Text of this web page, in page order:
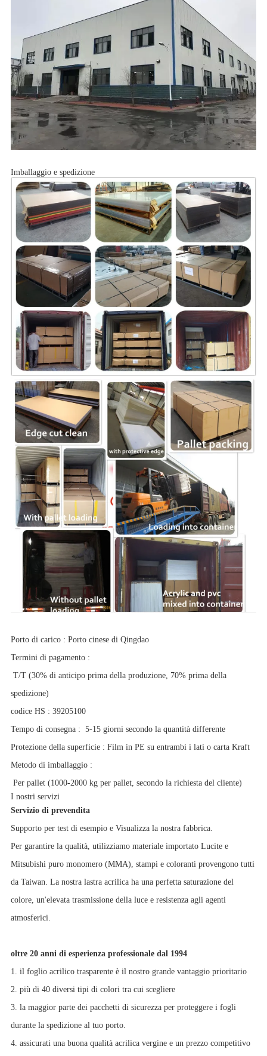
Imballaggio e spedizione
Porto di carico : Porto cinese di Qingdao
Termini di pagamento:
T/T (30% di anticipo prima della produzione, 70% prima della
spedizione)
codice HS : 39205100
Tempo di consegna : 5-15 giorni secondo la quantità differente
Protezione della superficie : Film in PE su entrambi i lati o carta Kraft
Metodo di imballaggio:
Per pallet (1000-2000 kg per pallet, secondo la richiesta del cliente)
I nostri servizi
Servizio di prevendita
Supporto per test di esempio e Visualizza la nostra fabbrica.
Per garantire la qualità, utilizziamo materiale importato Lucite e
Mitsubishi puro monomero (MMA), stampi e coloranti provengono tutti
da Taiwan. La nostra lastra acrilica ha una perfetta saturazione del
colore, un'elevata trasmissione della luce e resistenza agli agenti
atmosferici.
oltre 20 anni di esperienza professionale dal 1994
1. il foglio acrilico trasparente è il nostro grande vantaggio prioritario
2. più di 40 diversi tipi di colori tra cui scegliere
3. la maggior parte dei pacchetti di sicurezza per proteggere i fogli
durante la spedizione al tuo porto.
4. assicurati una buona qualità acrilica vergine e un prezzo competitivo